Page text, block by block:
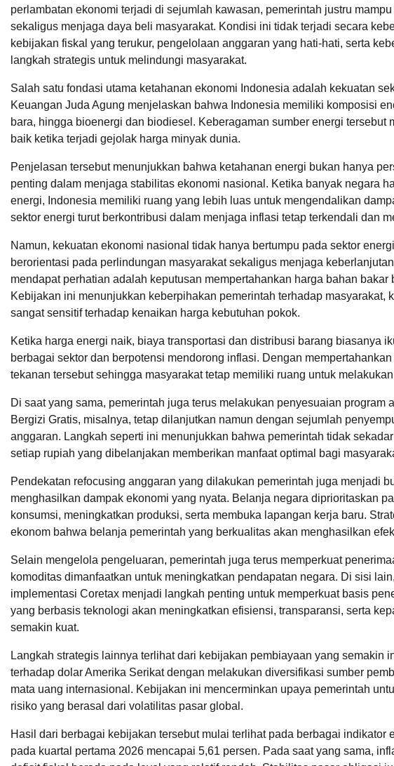
perlambatan ekonomi terjadi di sejumlah kawasan, pemerintah justru
sekaligus menjaga daya beli masyarakat. Kondisi ini tidak terjadi secara
kebijakan fiskal yang terukur, pengelolaan anggaran yang hati-hati, serta
langkah strategis untuk melindungi masyarakat.
Salah satu fondasi utama ketahanan ekonomi Indonesia adalah kekuatan
Keuangan Juda Agung menjelaskan bahwa Indonesia memiliki komposisi
bara, hingga bioenergi dan biodiesel. Keberagaman sumber energi
baik ketika terjadi gejolak harga minyak dunia.
Penjelasan tersebut menunjukkan bahwa ketahanan energi bukan hanya
penting dalam menjaga stabilitas ekonomi nasional. Ketika banyak negara
energi, Indonesia memiliki ruang yang lebih luas untuk mengendalikan
sektor energi turut berkontribusi dalam menjaga inflasi tetap terkendali dan
Namun, kekuatan ekonomi nasional tidak hanya bertumpu pada sektor
berorientasi pada perlindungan masyarakat sekaligus menjaga
mendapat perhatian adalah keputusan mempertahankan harga bahan
Kebijakan ini menunjukkan keberpihakan pemerintah terhadap masyarakat,
sangat sensitif terhadap kenaikan harga kebutuhan pokok.
Ketika harga energi naik, biaya transportasi dan distribusi barang biasanya
berbagai sektor dan berpotensi mendorong inflasi. Dengan
tekanan tersebut sehingga masyarakat tetap memiliki ruang untuk
Di saat yang sama, pemerintah juga terus melakukan penyesuaian
Bergizi Gratis, misalnya, tetap dilanjutkan namun dengan sejumlah
anggaran. Langkah seperti ini menunjukkan bahwa pemerintah tidak
setiap rupiah yang dibelanjakan memberikan manfaat optimal bagi
Pendekatan refocusing anggaran yang dilakukan pemerintah juga menjadi
menghasilkan dampak ekonomi yang nyata. Belanja negara diprioritaskan
konsumsi, meningkatkan produksi, serta membuka lapangan kerja baru.
ekonom bahwa belanja pemerintah yang berkualitas akan menghasilkan
Selain mengelola pengeluaran, pemerintah juga terus memperkuat
komoditas dimanfaatkan untuk meningkatkan pendapatan negara. Di sisi
implementasi Coretax menjadi langkah penting untuk memperkuat basis
yang berbasis teknologi akan meningkatkan efisiensi, transparansi, serta
semakin kuat.
Langkah strategis lainnya terlihat dari kebijakan pembiayaan yang semakin
terhadap dolar Amerika Serikat dengan melakukan diversifikasi sumber
mata uang internasional. Kebijakan ini mencerminkan upaya pemerintah
risiko yang berasal dari volatilitas pasar global.
Hasil dari berbagai kebijakan tersebut mulai terlihat pada berbagai
pada kuartal pertama 2026 mencapai 5,61 persen. Pada saat yang sama,